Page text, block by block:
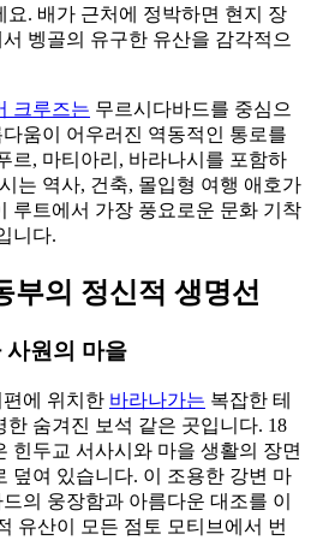
요. 배가 근처에 정박하면 현지 장
벵골의 유구한 유산을 감각적으
크루즈는 무르시다바드를 중심으
움이 어우러진 역동적인 통로를
르, 마티아리, 바라나시를 포함하
는 역사, 건축, 몰입형 여행 애호가
루트에서 가장 풍요로운 문화 기착
니다.
부의 정신적 생명선
사원의 마을
에 위치한 바라나가는 복잡한 테
숨겨진 보석 같은 곳입니다. 18
힌두교 서사시와 마을 생활의 장면
덮여 있습니다. 이 조용한 강변 마
의 웅장함과 아름다운 대조를 이
유산이 모든 점토 모티브에서 번